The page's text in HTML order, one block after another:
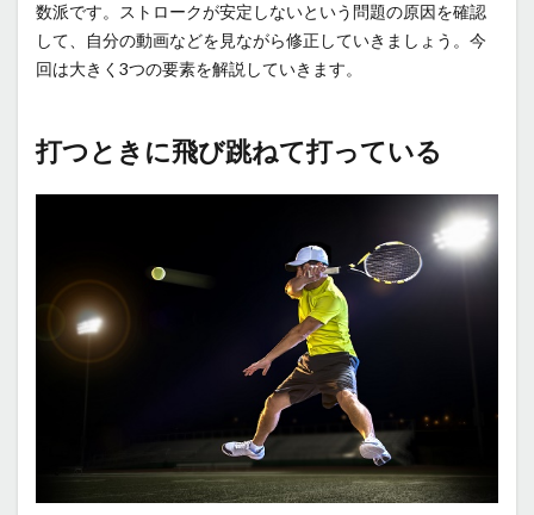
数派です。ストロークが安定しないという問題の原因を確認
して、自分の動画などを見ながら修正していきましょう。今
回は大きく3つの要素を解説していきます。
打つときに飛び跳ねて打っている